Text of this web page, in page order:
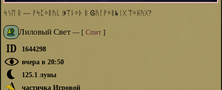
ᛋᛊᛖ ᚱ — ᚹᛋᛈᛜᛒᚤᚳ Ⰵᛠᚿᛜᚦ ᛒ ᎶᚤᛚᚹᛜᛒⰓᛁᚷ ᛠᛜᚺᚤᚷ?
Лиловый Свет— [ Спит]
1644298
вчера в 20:50
125.1 луны
частичка Игровой